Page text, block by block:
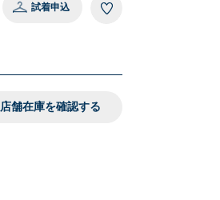
試着申込
店舗在庫を確認する